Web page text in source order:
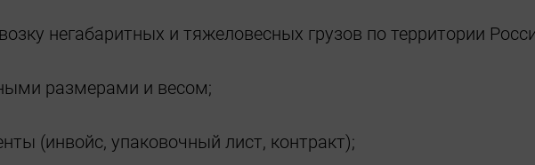
негабаритных и тяжеловесных грузов по территории
размерами и весом;
(инвойс, упаковочный лист, контракт);